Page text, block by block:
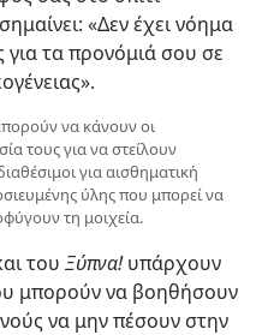
«Δεν έχει νόημα
για τα προνόμιά σου σε
να κάνουν οι
τους για να στείλουν
για αισθηματική
ύλης που μπορεί να
τη μοιχεία.
του Ξύπνα!υπάρχουν
μπορούν να βοηθήσουν
να μην πέσουν στην